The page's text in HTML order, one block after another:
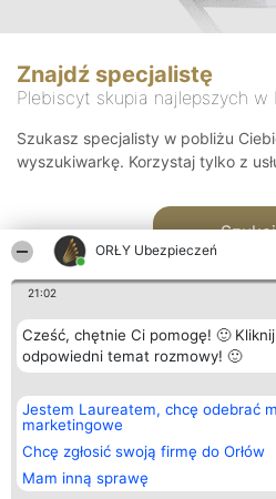
ORŁY Ubezpieczeń
21:02
Cześć, chętnie Ci pomogę! 🙂
odpowiedni temat rozmowy! 🙂
Jestem Laureatem, chcę odebrać
marketingowe
Chcę zgłosić swoją firmę do Orłów
Mam inną sprawę
Znajdź specjalistę
Plebiscyt skupia najlepszych w
Szukasz specjalisty w pobliżu
wyszukiwarkę. Korzystaj tylko z
Szukaj
Organizator plebiscytu
Bright Side Solutions sp. z o.
o. sp. k.
ul. Ruska 22
Wrocław 50-079
KRS 0000749100 | Regon
381313360 | NIP 8943132676
Plebiscyt
Laureaci
wszystkich
Laureatów
Regulamin